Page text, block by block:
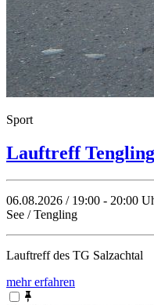
Sport
Lauftreff Tengling
06.08.2026 / 19:00 - 20:00
See / Tengling
Lauftreff des TG Salzachtal
mehr erfahren